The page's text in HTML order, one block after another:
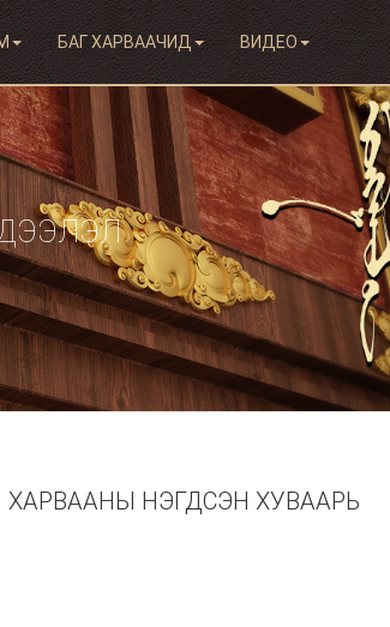
БАГ ХАРВААЧИД ВИДЕО
НЭГДСЭН ХУВААРЬ